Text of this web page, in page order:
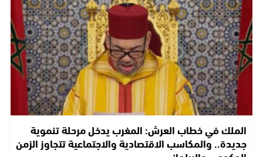
الملك في خطاب العرش: المغرب يدخل مرحلة تنموية
جديدة.. والمكاسب الاقتصادية والاجتماعية تتجاوز الزمن